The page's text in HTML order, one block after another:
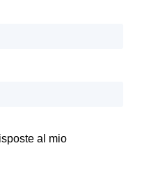
al mio